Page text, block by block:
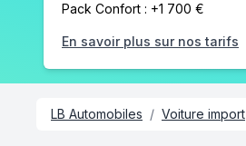
Pack Confort : +1 700 €
En savoir plus sur nos tarifs
LB Automobiles / Voiture import